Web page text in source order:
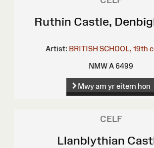
Ruthin Castle,
Artist: BRITISH SCHOOL, 19th
NMW A 6499
Mwy am yr eitem hon
CELF
Llanblythian